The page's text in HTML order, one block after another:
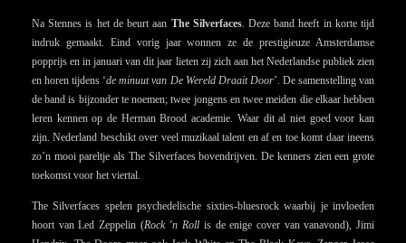
Na Stennes is het de beurt aan The Silverfaces. Deze band heeft in korte tijd
indruk gemaakt. Eind vorig jaar wonnen ze de prestigieuze Amsterdamse
popprijs en in januari van dit jaar lieten zij zich aan het Nederlandse publiekzien
en horen tijdens ‘de minuut van De Wereld Draait Door’. De samenstelling van
de band is bijzonder te noemen; twee jongens en twee meiden die elkaar hebben
leren kennen op de Herman Brood academie. Waar dit al niet goed voor kan
zijn. Nederland beschikt over veel muzikaal talent en af en toe komt daar ineens
zo’n mooi pareltje als The Silverfaces bovendrijven. De kenners zien een grote
toekomst voor het viertal.
The Silverfaces spelen psychedelische sixties-bluesrock waarbij je invloeden
hoort van Led Zeppelin (Rock ’n Roll is de enige cover van vanavond), Jimi